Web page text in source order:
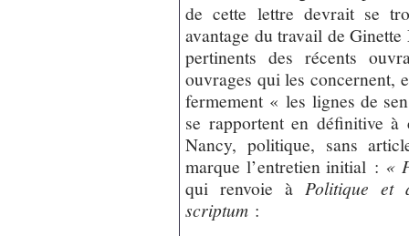
de cette lettre devrait se
avantage du travail de
pertinents des récents
ouvrages qui les concernent,
fermement « les lignes de
se rapportent en définitive
Nancy, politique, sans
marque l’entretien initial : «
qui renvoie à Politique et
scriptum :